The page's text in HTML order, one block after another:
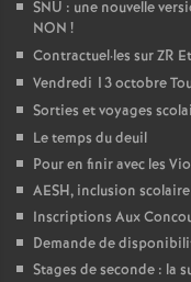
SNU : une nouvelle
NON !
Contractuel·les sur ZR
Vendredi 13 octobre
Sorties et voyages
Le temps du deuil
Pour en finir avec les
AESH, inclusion
Inscriptions Aux
Demande de
Stages de seconde : la